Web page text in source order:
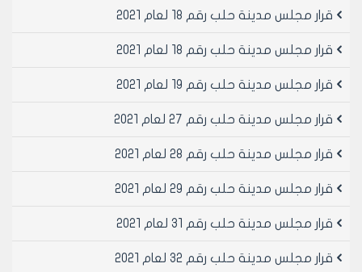
قرار مجلس مدينة حلب رقم 18 لعام 2021
قرار مجلس مدينة حلب رقم 18 لعام 2021
قرار مجلس مدينة حلب رقم 19 لعام 2021
قرار مجلس مدينة حلب رقم 27 لعام 2021
قرار مجلس مدينة حلب رقم 28 لعام 2021
قرار مجلس مدينة حلب رقم 29 لعام 2021
قرار مجلس مدينة حلب رقم 31 لعام 2021
قرار مجلس مدينة حلب رقم 32 لعام 2021